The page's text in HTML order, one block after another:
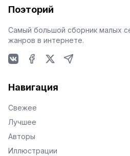
Поэторий
Самый большой сборник малых
жанров в интернете.
Навигация
Свежее
Лучшее
Авторы
Иллюстрации